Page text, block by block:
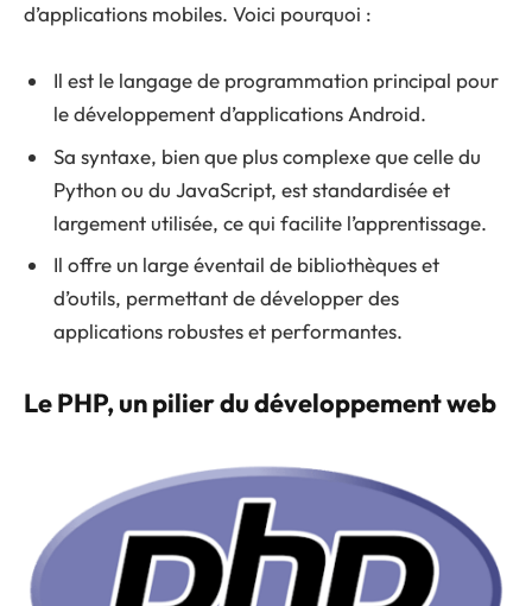
d’applications mobiles. Voici pourquoi :
Il est le langage de programmation principal pour
le développement d’applications Android.
Sa syntaxe, bien que plus complexe que celle du
Python ou du JavaScript, est standardisée et
largement utilisée, ce qui facilite l’apprentissage.
Il offre un large éventail de bibliothèques et
d’outils, permettant de développer des
applications robustes et performantes.
Le PHP, un pilier du développement web